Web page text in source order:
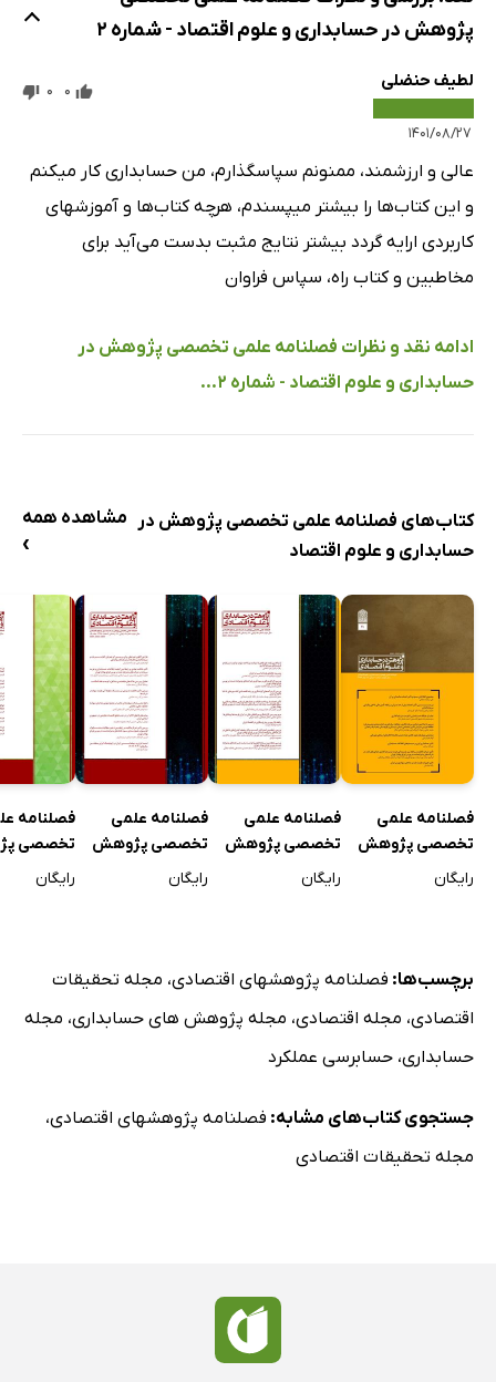
پژوهش در حسابداری و علوم اقتصاد - شماره 2
لطیف حنضلی
۱۴۰۱/۰۸/۲۷
0
0
عالی و ارزشمند، ممنونم سپاسگذارم، من حسابداری کار میکنم
و این کتاب‌ها را بیشتر میپسندم، هرچه کتاب‌ها و آموزشهای
کاربردی ارایه گردد بیشتر نتایج مثبت بدست می‌آید برای
مخاطبین و کتاب راه، سپاس فراوان
ادامه نقد و نظرات فصلنامه علمی تخصصی پژوهش در
حسابداری و علوم اقتصاد - شماره 2...
کتاب‌های فصلنامه علمی تخصصی پژوهش در
حسابداری و علوم اقتصاد
مشاهده همه
›
فصلنامه علمی
تخصصی پژوهش
در حسابداری و علوم
رایگان
فصلنامه علمی
تخصصی پژوهش
در حسابداری و علوم
رایگان
فصلنامه علمی
تخصصی پژوهش
در حسابداری و علوم
رایگان
فصلنامه
تخصصی
در
رایگان
برچسب‌ها: فصلنامه پژوهشهای اقتصادی، مجله تحقیقات
اقتصادی، مجله اقتصادی، مجله پژوهش های حسابداری، مجله
حسابداری، حسابرسی عملکرد
جستجوی کتاب‌های مشابه: فصلنامه پژوهشهای اقتصادی،
مجله تحقیقات اقتصادی